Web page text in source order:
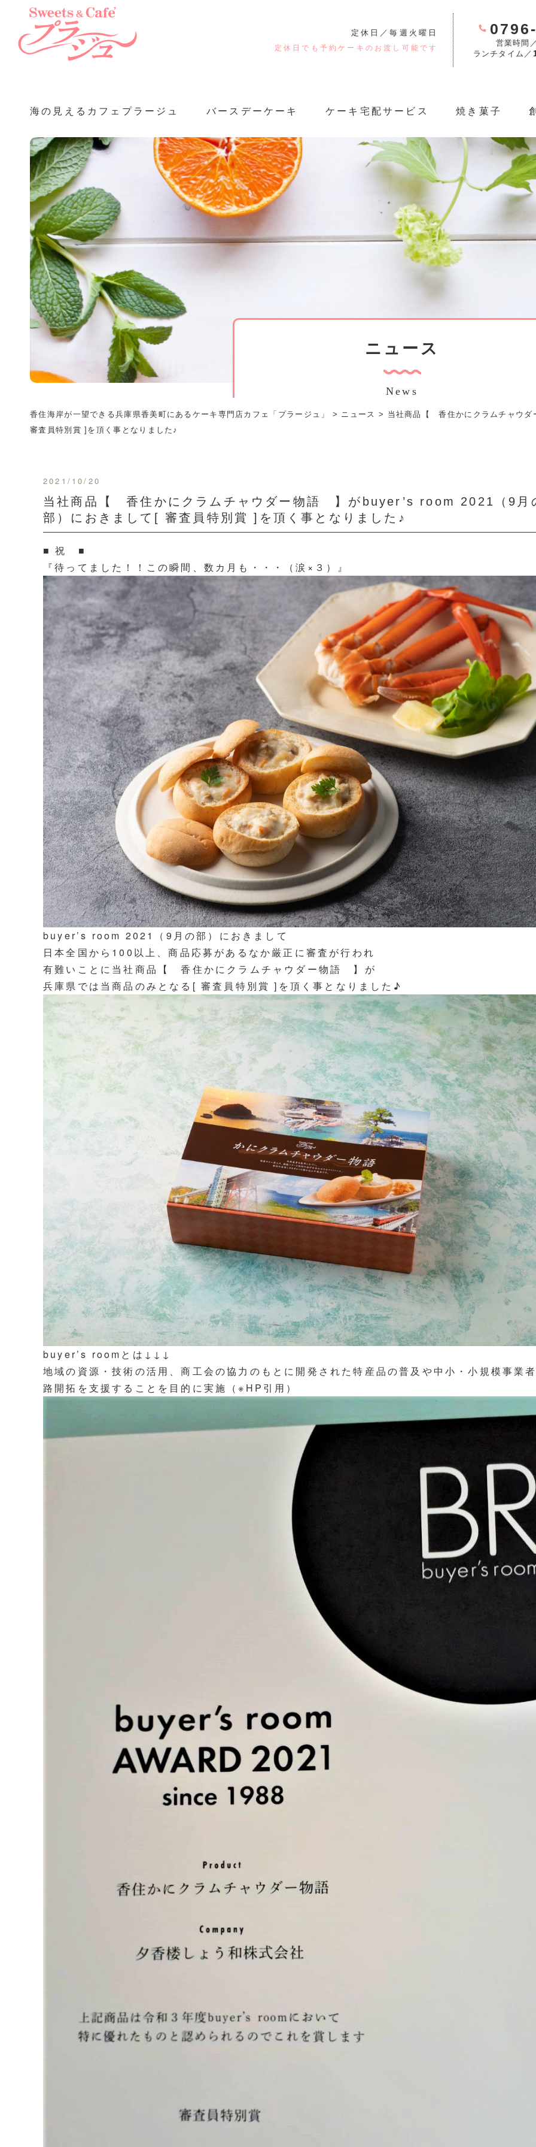
定休日／毎週火曜日
定休日でも予約ケーキのお渡し可能です
営業時間
ランチタイム／
海の見えるカフェプラージュ バースデーケーキ ケーキ宅配サービス 焼き菓子
ニュース
News
香住海岸が一望できる兵庫県香美町にあるケーキ専門店カフェ「プラージュ」 > ニュース > 当社商品【 香住かにクラムチャウ
審査員特別賞 ]を頂く事となりました♪
2021/10/20
当社商品【 香住かにクラムチャウダー物語 】がbuyer’s room 2021（9月
部）におきまして[ 審査員特別賞 ]を頂く事となりました♪
■ 祝 ■
『待ってました！！この瞬間、数カ月も・・・（涙×３）』
buyer’s room 2021（9月の部）におきまして
日本全国から100以上、商品応募があるなか厳正に審査が行われ
有難いことに当社商品【 香住かにクラムチャウダー物語 】が
兵庫県では当商品のみとなる[ 審査員特別賞 ]を頂く事となりました♪
buyer’s roomとは↓↓↓
地域の資源・技術の活用、商工会の協力のもとに開発された特産品の普及や中小・小規模事業
路開拓を支援することを目的に実施（※HP引用）